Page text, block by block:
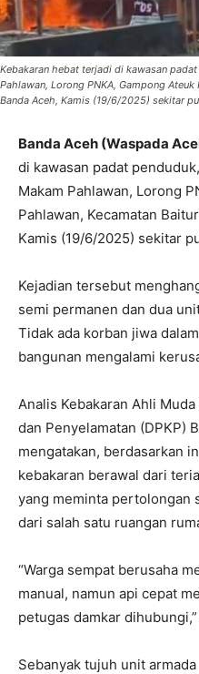
Kebakaran hebat terjadi di kawasan
Pahlawan, Lorong PNKA, Gampong
Banda Aceh, Kamis (19/6/2025) sekitar
Banda Aceh (Waspada
di kawasan padat
Makam Pahlawan, Lorong
Pahlawan, Kecamatan
Kamis (19/6/2025) sekitar
Kejadian tersebut
semi permanen dan dua
Tidak ada korban jiwa
bangunan mengalami
Analis Kebakaran Ahli
dan Penyelamatan (DPKP)
mengatakan, berdasarkan
kebakaran berawal dari
yang meminta pertolongan
dari salah satu ruangan
“Warga sempat berusaha
manual, namun api cepat
petugas damkar
Sebanyak tujuh unit